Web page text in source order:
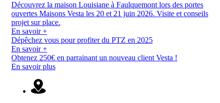
Découvrez la maison Louisiane à Faulquemont lors des portes
ouvertes Maisons Vesta les 20 et 21 juin 2026. Visite et conseils
projet sur place.
En savoir +
Dépêchez vous pour profiter du PTZ en 2025
En savoir +
Obtenez 250€ en parrainant un nouveau client Vesta !
En savoir plus